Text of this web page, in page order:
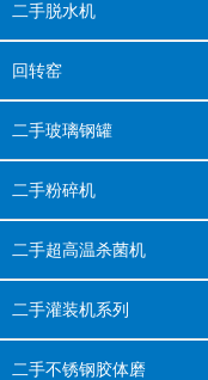
二手脱水机
回转窑
二手玻璃钢罐
二手粉碎机
二手超高温杀菌机
二手灌装机系列
二手不锈钢胶体磨